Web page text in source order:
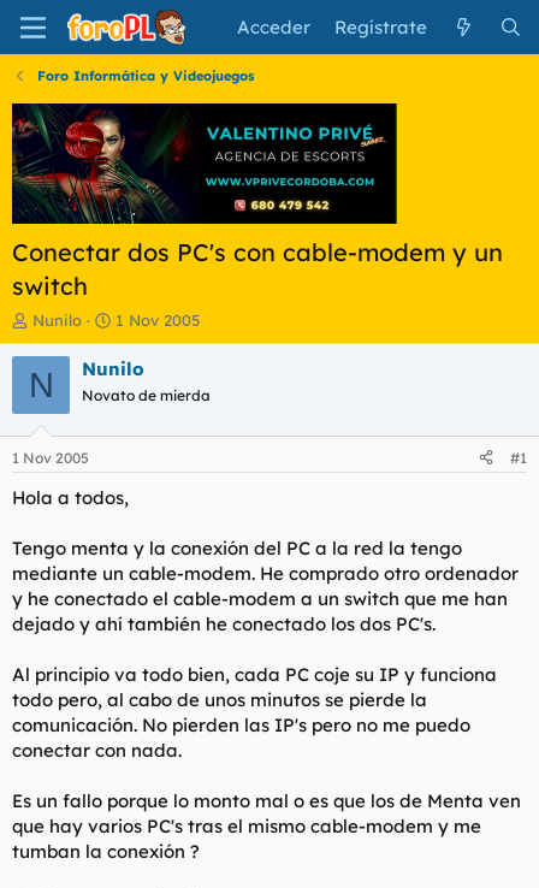
Acceder Regístrate
Foro Informática y Videojuegos
Conectar dos PC's con cable-modem y un
switch
I
n
i
c
a
d
o
r
l
t
e
m
Nunilo
F
e
c
a
i
n
i
o
1 Nov 2005
N Nunilo
Novato de mierda
1 Nov 2005 #1
Hola a todos,
Tengo menta y la conexión del PC a la red la tengo
mediante un cable-modem. He comprado otro ordenador
y he conectado el cable-modem a un switch que me han
dejado y ahí también he conectado los dos PC's.
Al principio va todo bien, cada PC coje su IP y funciona
todo pero, al cabo de unos minutos se pierde la
comunicación. No pierden las IP's pero no me puedo
conectar con nada.
Es un fallo porque lo monto mal o es que los de Menta ven
que hay varios PC's tras el mismo cable-modem y me
tumban la conexión ?